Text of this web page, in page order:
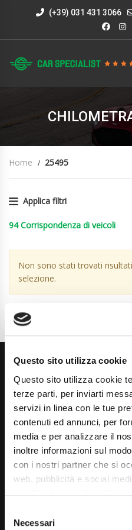
Questo sito utilizza cookie
Questo sito utilizza cookie
terze parti, per inviarti
servizi in linea con le tue
contenuti ed annunci, per
media e per analizzare il
inoltre informazioni sul
con i nostri partner che si
web, pubblicità e social
mera chiusura del banner
Selection
Necessari
(+39) 031 431 3066
Home 25495
Applica filtri
94 Corrispondenza di veicoli
Non sono stati trovati
selezione.
Via Giuditta Pasta 2,
(+39) 031 431 3066
info@carspecialist.eu
Sabato: 09:00 - 12:30